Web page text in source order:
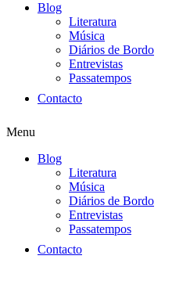
Blog
Literatura
Música
Diários de Bordo
Entrevistas
Passatempos
Contacto
Menu
Blog
Literatura
Música
Diários de Bordo
Entrevistas
Passatempos
Contacto